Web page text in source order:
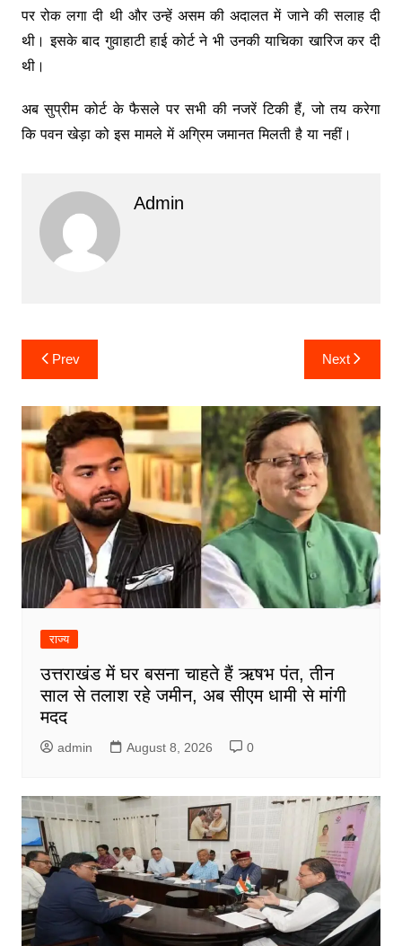
पर रोक लगा दी थी और उन्हें असम की अदालत में जाने की सलाह दी
थी। इसके बाद गुवाहाटी हाई कोर्ट ने भी उनकी याचिका खारिज कर दी
थी।
अब सुप्रीम कोर्ट के फैसले पर सभी की नजरें टिकी हैं, जो तय करेगा
कि पवन खेड़ा को इस मामले में अग्रिम जमानत मिलती है या नहीं।
Admin
Post
navigation
Prev Next
राज्य
उत्तराखंड में घर बसना चाहते हैं ऋषभ पंत, तीन
साल से तलाश रहे जमीन, अब सीएम धामी से मांगी
मदद
admin August 8, 2026 0